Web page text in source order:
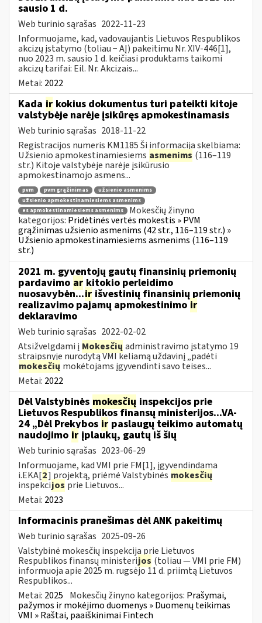
sausio 1 d.
Web turinio sąrašas 2022-11-23
Informuojame, kad, vadovaujantis Lietuvos Respublikos
akcizų įstatymo (toliau − AĮ) pakeitimu Nr. XIV-446[1],
nuo 2023 m. sausio 1 d. keičiasi produktams taikomi
akcizų tarifai: Eil. Nr. Akcizais...
Metai: 2022
Kada ir kokius dokumentus turi pateikti kitoje
valstybėje narėje įsikūręs apmokestinamasis
Web turinio sąrašas 2018-11-22
Registracijos numeris KM1185 Ši informacija skelbiama:
Užsienio apmokestinamiesiems asmenims (116–119
str.) Kitoje valstybėje narėje įsikūrusio
apmokestinamojo asmens...
pvm pvm grąžinimas
užsienio asmenims
užsienio apmokestinamiesiems asmenims
es apmokestinamiesiems asmenims
Mokesčių žinyno
kategorijos: Pridėtinės vertės mokestis » PVM
grąžinimas užsienio asmenims (42 str., 116–119 str.) »
Užsienio apmokestinamiesiems asmenims (116–119
str.)
2021 m. gyventojų gautų finansinių priemonių
pardavimo ar kitokio perleidimo
nuosavybėn...ir išvestinių finansinių priemonių
realizavimo pajamų apmokestinimo ir
deklaravimo
Web turinio sąrašas 2022-02-02
Atsižvelgdami į Mokesčių administravimo įstatymo 19
straipsnyje nurodytą VMI keliamą uždavinį „padėti
mokesčių mokėtojams įgyvendinti savo teises...
Metai: 2022
Dėl Valstybinės mokesčių inspekcijos prie
Lietuvos Respublikos finansų ministerijos...VA-
24 „Dėl Prekybos ir paslaugų teikimo automatų
naudojimo ir įplaukų, gautų iš šių
Web turinio sąrašas 2023-06-29
Informuojame, kad VMI prie FM[1], įgyvendindama
i.EKA[2] projektą, priėmė Valstybinės mokesčių
inspekcijos prie Lietuvos...
Metai: 2023
Informacinis pranešimas dėl ANK pakeitimų
Web turinio sąrašas 2025-09-26
Valstybinė mokesčių inspekcija prie Lietuvos
Respublikos finansų ministerijos (toliau — VMI prie FM)
informuoja apie 2025 m. rugsėjo 11 d. priimtą Lietuvos
Respublikos...
Metai: 2025 Mokesčių žinyno kategorijos: Prašymai,
pažymos ir mokėjimo duomenys » Duomenų teikimas
VMI » Raštai, paaiškinimai Fintech